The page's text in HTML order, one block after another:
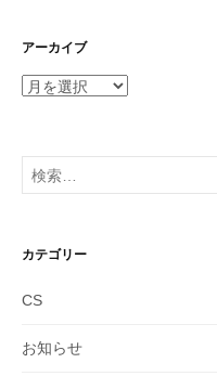
アーカイブ
ア
イ
ブ
検
索:
カテゴリー
CS
お知らせ